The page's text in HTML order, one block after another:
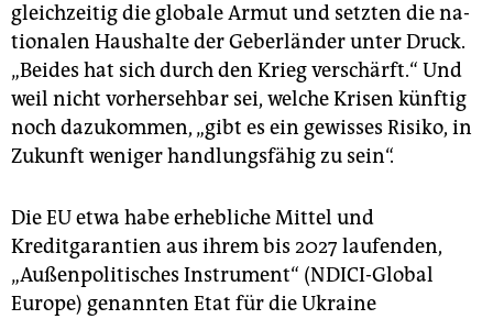
gleichzeitig die globale Armut und setzten die na­
tio­nalen Haushalte der Geberländer unter Druck.
„Beides hat sich durch den Krieg verschärft.“ Und
weil nicht vorhersehbar sei, welche Krisen künftig
noch dazukommen, „gibt es ein gewisses Risiko, in
Zukunft weniger handlungsfähig zu sein“.
Die EU etwa habe erhebliche Mittel und
Kreditgarantien aus ihrem bis 2027 laufenden,
„Außenpolitisches Instrument“ (NDICI-Global
Europe) genannten Etat für die Ukraine